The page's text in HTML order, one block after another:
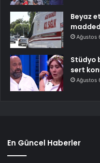
Beyaz
Ağustos
Stüdyo
sert
Ağustos
En Güncel Haberler